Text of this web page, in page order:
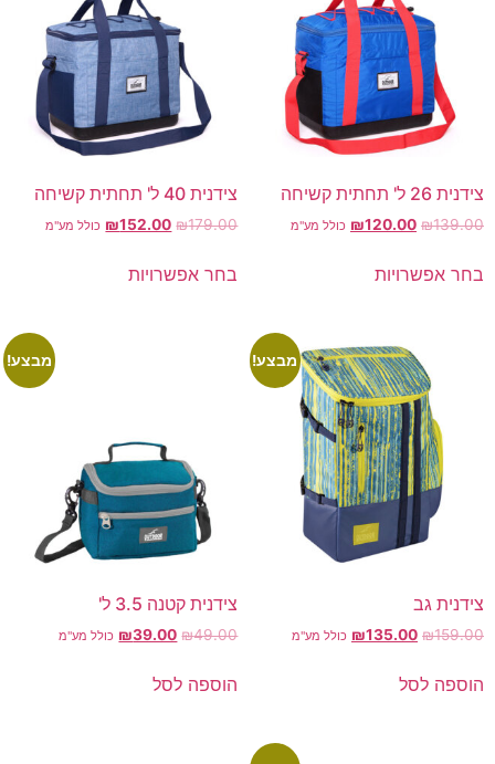
צידנית 26 ל' תחתית קשיחה
₪139.00
₪120.00 כולל מע"מ
בחר אפשרויות
צידנית 40 ל' תחתית קשיחה
₪179.00
₪152.00 כולל מע"מ
בחר אפשרויות
מבצע!
צידנית גב
₪159.00
₪135.00 כולל מע"מ
הוספה לסל
מבצע!
צידנית קטנה 3.5 ל'
₪49.00
₪39.00 כולל מע"מ
הוספה לסל